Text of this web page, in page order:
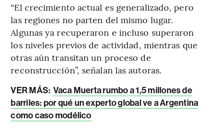
“El crecimiento actual es generalizado, pero
las regiones no parten del mismo lugar.
Algunas ya recuperaron e incluso superaron
los niveles previos de actividad, mientras que
otras aún transitan un proceso de
reconstrucción”, señalan las autoras.
VER MÁS: Vaca Muerta rumbo a 1,5 millones de
barriles: por qué un experto global ve a Argentina
como caso modélico